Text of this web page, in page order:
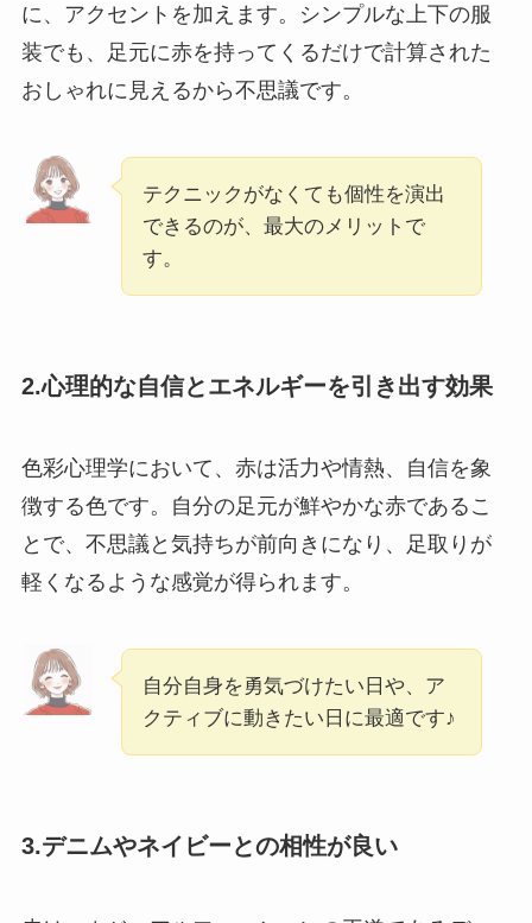
に、アクセントを加えます。シンプルな上下の服
装でも、足元に赤を持ってくるだけで計算された
おしゃれに見えるから不思議です。
テクニックがなくても個性を演出
できるのが、最大のメリットで
す。
2.心理的な自信とエネルギーを引き出す効果
色彩心理学において、赤は活力や情熱、自信を象
徴する色です。自分の足元が鮮やかな赤であるこ
とで、不思議と気持ちが前向きになり、足取りが
軽くなるような感覚が得られます。
自分自身を勇気づけたい日や、ア
クティブに動きたい日に最適です♪
3.デニムやネイビーとの相性が良い